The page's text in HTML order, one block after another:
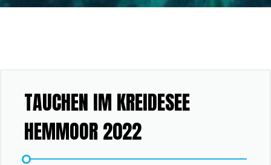
TAUCHEN IM KREIDESEE
HEMMOOR 2022